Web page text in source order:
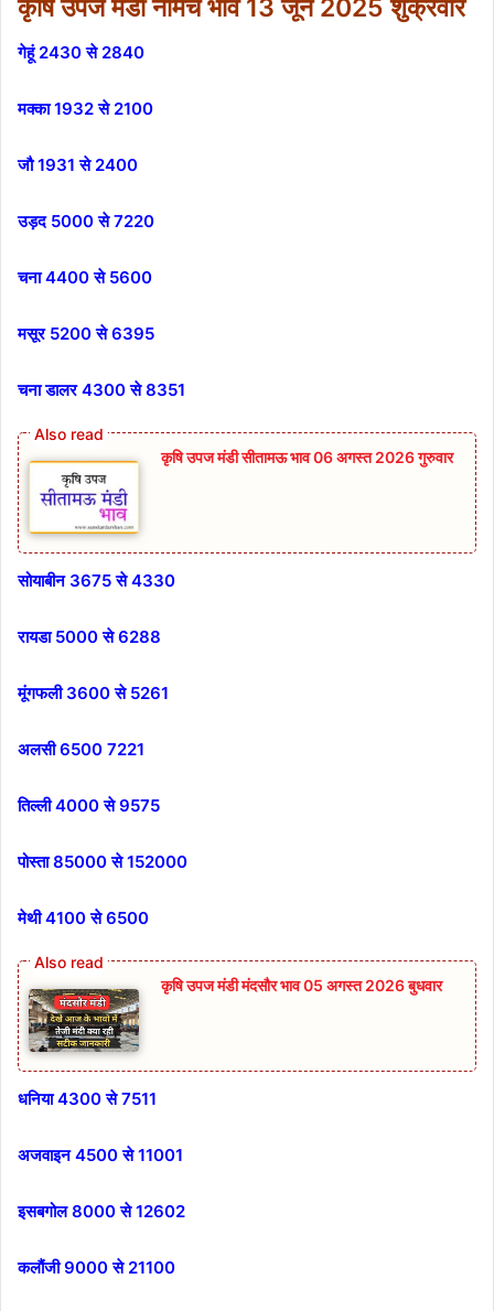
कृषि उपज मंडी नीमच भाव 13 जून 2025 शुक्रवार
गेहूं 2430 से 2840
मक्का 1932 से 2100
जौ 1931 से 2400
उड़द 5000 से 7220
चना 4400 से 5600
मसूर 5200 से 6395
चना डालर 4300 से 8351
कृषि उपज मंडी सीतामऊ भाव 06 अगस्त 2026 गुरुवार
सोयाबीन 3675 से 4330
रायडा 5000 से 6288
मूंगफली 3600 से 5261
अलसी 6500 7221
तिल्ली 4000 से 9575
पोस्ता 85000 से 152000
मेथी 4100 से 6500
कृषि उपज मंडी मंदसौर भाव 05 अगस्त 2026 बुधवार
धनिया 4300 से 7511
अजवाइन 4500 से 11001
इसबगोल 8000 से 12602
कलौंजी 9000 से 21100